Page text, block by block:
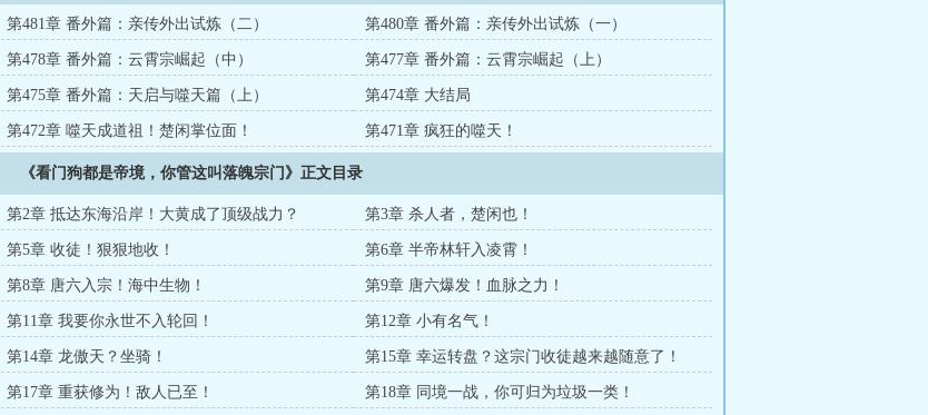
第481章 番外篇：亲传外出试炼（二） 第480章 番外篇：亲传外出试炼（一）
第478章 番外篇：云霄宗崛起（中） 第477章 番外篇：云霄宗崛起（上）
第475章 番外篇：天启与噬天篇（上） 第474章 大结局
第472章 噬天成道祖！楚闲掌位面！ 第471章 疯狂的噬天！
《看门狗都是帝境，你管这叫落魄宗门》正文目录
第2章 抵达东海沿岸！大黄成了顶级战力？ 第3章 杀人者，楚闲也！
第5章 收徒！狠狠地收！ 第6章 半帝林轩入凌霄！
第8章 唐六入宗！海中生物！ 第9章 唐六爆发！血脉之力！
第11章 我要你永世不入轮回！ 第12章 小有名气！
第14章 龙傲天？坐骑！ 第15章 幸运转盘？这宗门收徒越来越随意了！
第17章 重获修为！敌人已至！ 第18章 同境一战，你可归为垃圾一类！